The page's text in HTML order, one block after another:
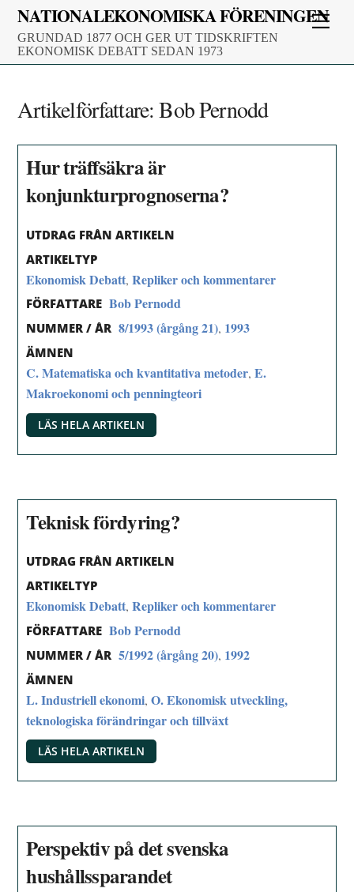
Skip
content
NATIONALEKONOMISKA FÖRENINGEN
GRUNDAD 1877 OCH GER UT TIDSKRIFTEN
EKONOMISK DEBATT SEDAN 1973
Artikelförfattare:Bob Pernodd
Hur träffsäkra är
konjunkturprognoserna?
UTDRAG FRÅN ARTIKELN
ARTIKELTYP
Ekonomisk Debatt,Repliker och kommentarer
FÖRFATTARE Bob Pernodd
NUMMER / ÅR 8/1993 (årgång 21), 1993
ÄMNEN
C. Matematiska och kvantitativa metoder,E.
Makroekonomi och penningteori
LÄS HELA ARTIKELN
Teknisk fördyring?
UTDRAG FRÅN ARTIKELN
ARTIKELTYP
Ekonomisk Debatt,Repliker och kommentarer
FÖRFATTARE Bob Pernodd
NUMMER / ÅR 5/1992 (årgång 20), 1992
ÄMNEN
L. Industriell ekonomi,O. Ekonomisk utveckling,
teknologiska förändringar och tillväxt
LÄS HELA ARTIKELN
Perspektiv på det svenska
hushållssparandet